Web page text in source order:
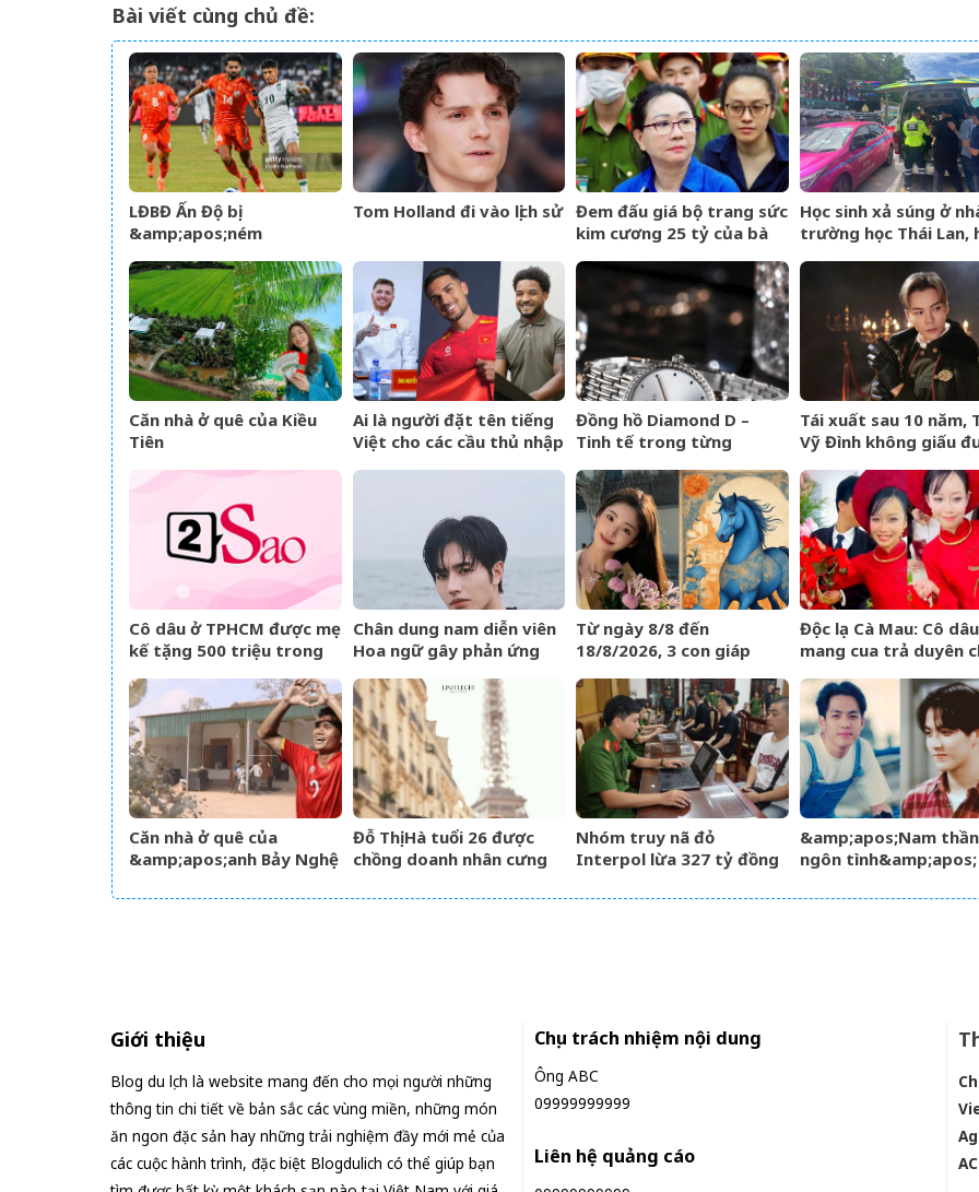
Bài viết cùng chủ đề:
LĐBĐ Ấn Độ bị
&amp;apos;ném
mang đội hình B dự giải
Vô địch ĐNÁ của FIFA
Tom Holland đi vào lịch sử
Đem đấu giá bộ trang sức
kim cương 25 tỷ của bà
hóa đơn nhưng món đắt
nhất giá 9,4 tỷ
Học sinh xả súng ở
trường học Thái Lan,
Căn nhà ở quê của Kiều
Tiên
Ai là người đặt tên tiếng
Việt cho các cầu thủ nhập
Đồng hồ Diamond D –
Tinh tế trong từng
Tái xuất sau 10 năm,
Vỹ Đình không giấu
Cô dâu ở TPHCM được mẹ
kế tặng 500 triệu trong
‘gây sốt’
Chân dung nam diễn viên
Hoa ngữ gây phản ứng
Từ ngày 8/8 đến
18/8/2026, 3 con giáp
HIẾM CÓ, tiền bạc tự
động kéo về
Độc lạ Cà Mau: Cô dâu
mang cua trả duyên
Căn nhà ở quê của
&amp;apos;anh Bảy Nghệ
đình đám MXH
Đỗ Thị Hà tuổi 26 được
chồng doanh nhân cưng
rạng rỡ
Nhóm truy nã đỏ
Interpol lừa 327 tỷ đồng
Ninh
&amp;apos;Nam thần
ngôn tình&amp;apos;
U60 vẫn như thanh
Giới thiệu
Blog du lịch là website mang đến cho mọi người những
thông tin chi tiết về bản sắc các vùng miền, những món
ăn ngon đặc sản hay những trải nghiệm đầy mới mẻ của
các cuộc hành trình, đặc biệt Blogdulich có thể giúp bạn
Chịu trách nhiệm nội dung
Ông ABC
09999999999
Liên hệ quảng cáo